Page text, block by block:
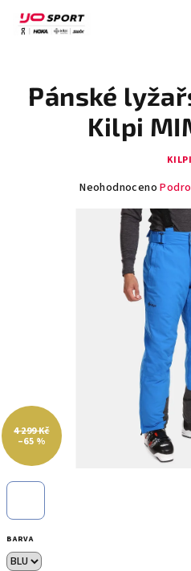
obsah
BARVA
Pánské
Kilpi
KILPI
Průměrné
produktu
hvězdiček.
Neohodnoceno
4 299 Kč
–65 %